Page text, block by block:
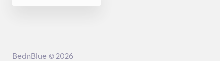
BednBlue © 2026